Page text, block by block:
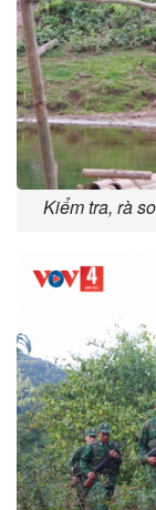
Kiểm tra, rà